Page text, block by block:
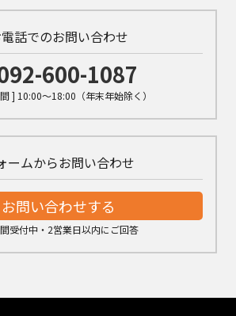
話でのお問い合わせ
600-1087
] 10:00～18:00（年末年始除く）
ームからお問い合わせ
お問い合わせする
受付中・2営業日以内にご回答